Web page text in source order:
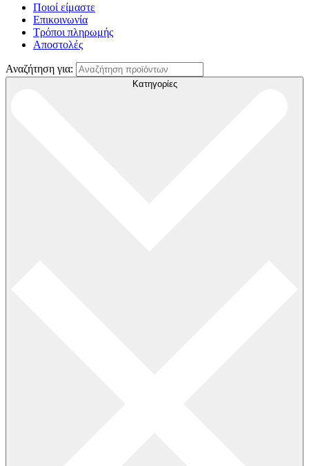
Ποιοί είμαστε
Επικοινωνία
Τρόποι πληρωμής
Αποστολές
Αναζήτηση για:
Κατηγορίες